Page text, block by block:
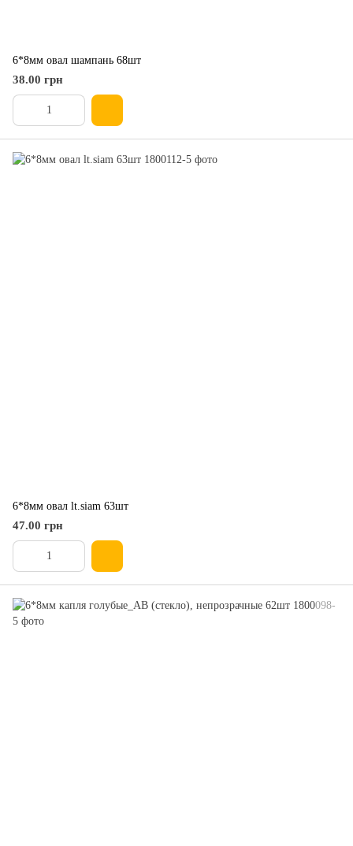
6*8мм овал шампань 68шт
38.00 грн
6*8мм овал lt.siam 63шт
47.00 грн